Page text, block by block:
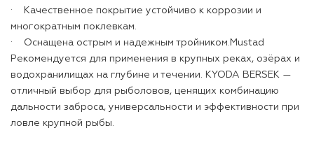
· Качественное покрытие устойчиво к коррозии и
многократным поклевкам.
· Оснащена острым и надежным тройником.Mustad
Рекомендуется для применения в крупных реках, озёрах и
водохранилищах на глубине и течении. KYODA BERSEK —
отличный выбор для рыболовов, ценящих комбинацию
дальности заброса, универсальности и эффективности при
ловле крупной рыбы.